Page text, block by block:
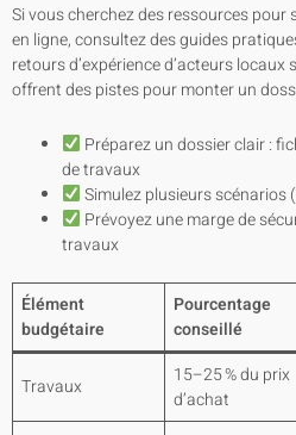
Si vous cherchez des ressources
en ligne, consultez des guides
retours d’expérience d’acteurs locaux
offrent des pistes pour monter un
Préparez un dossier clair :
de travaux
Simulez plusieurs
Prévoyez une marge de
travaux
Élément
budgétaire
Pourcentage
conseillé
Travaux
15–25 % du prix
d’achat